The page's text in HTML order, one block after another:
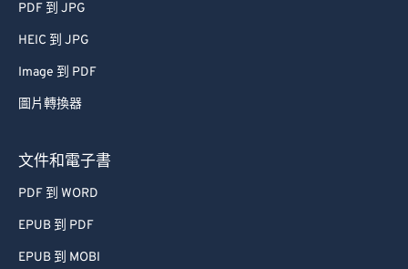
PDF 到 JPG
HEIC 到 JPG
Image 到 PDF
圖片轉換器
文件和電子書
PDF 到 WORD
EPUB 到 PDF
EPUB 到 MOBI